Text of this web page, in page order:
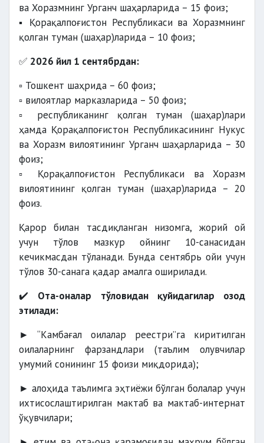
ва Хоразмнинг Урганч шаҳарларида – 15 фоиз;
▪️ Қорақалпоғистон Республикаси ва Хоразмнинг
қолган туман (шаҳар)ларида – 10 фоиз;
✅ 2026 йил 1 сентябрдан:
▫️ Тошкент шаҳрида – 60 фоиз;
▫️ вилоятлар марказларида – 50 фоиз;
▫️ республиканинг қолган туман (шаҳар)лари
ҳамда Қорақалпоғистон Республикасининг Нукус
ва Хоразм вилоятининг Урганч шаҳарларида – 30
фоиз;
▫️ Қорақалпоғистон Республикаси ва Хоразм
вилоятининг қолган туман (шаҳар)ларида – 20
фоиз.
Қарор билан тасдиқланган низомга, жорий ой
учун тўлов мазкур ойнинг 10-санасидан
кечикмасдан тўланади. Бунда сентябрь ойи учун
тўлов 30-санага қадар амалга оширилади.
✔️ Ота-оналар тўловидан қуйидагилар озод
этилади:
► “Камбағал оилалар реестри”га киритилган
оилаларнинг фарзандлари (таълим олувчилар
умумий сонининг 15 фоизи миқдорида);
► алоҳида таълимга эҳтиёжи бўлган болалар учун
ихтисослаштирилган мактаб ва мактаб-интернат
ўқувчилари;